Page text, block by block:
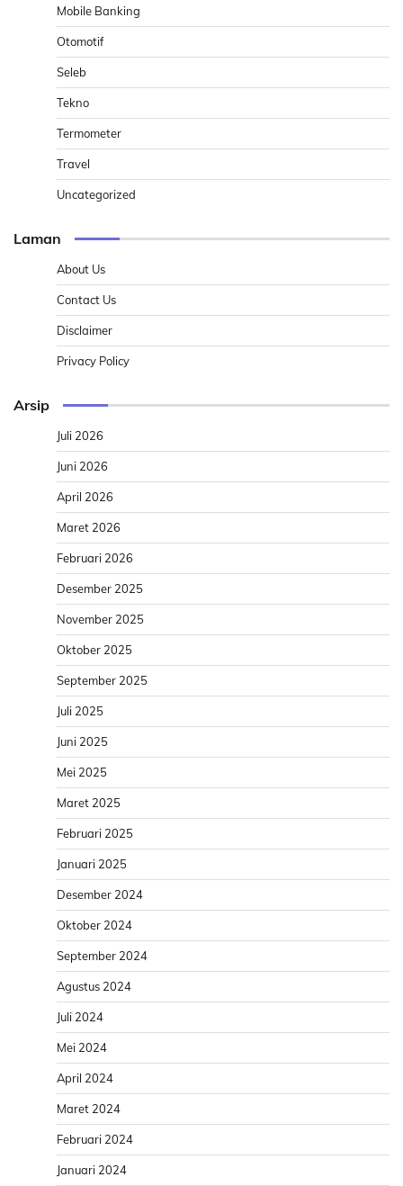
Mobile Banking
Otomotif
Seleb
Tekno
Termometer
Travel
Uncategorized
Laman
About Us
Contact Us
Disclaimer
Privacy Policy
Arsip
Juli 2026
Juni 2026
April 2026
Maret 2026
Februari 2026
Desember 2025
November 2025
Oktober 2025
September 2025
Juli 2025
Juni 2025
Mei 2025
Maret 2025
Februari 2025
Januari 2025
Desember 2024
Oktober 2024
September 2024
Agustus 2024
Juli 2024
Mei 2024
April 2024
Maret 2024
Februari 2024
Januari 2024